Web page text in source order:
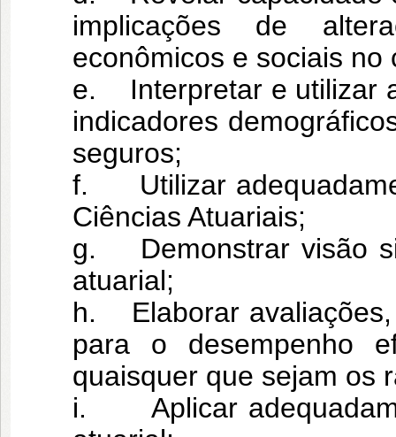
implicações de
econômicos e sociais no
e. Interpretar e utilizar
indicadores
seguros;
f. Utilizar
Ciências Atuariais;
g. Demonstrar visão
atuarial;
h. Elaborar avaliações,
para o desempenho
quaisquer que sejam os
i. Aplicar